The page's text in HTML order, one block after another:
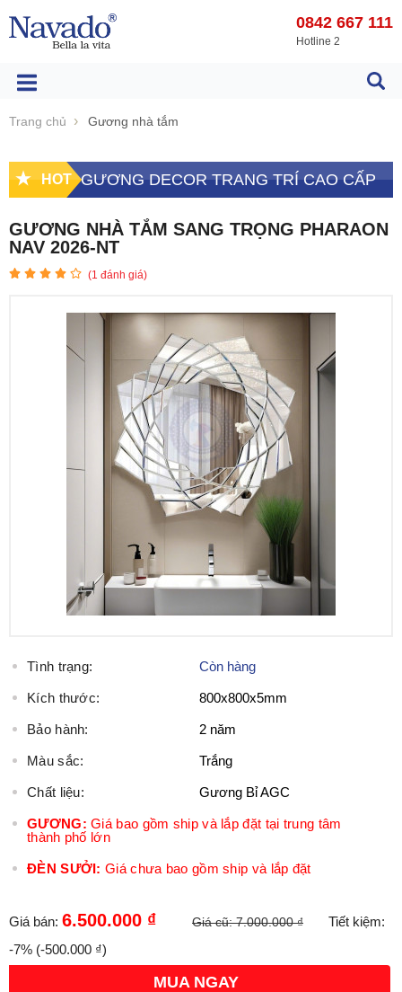
0842 667 111
Hotline 2
Trang chủ Gương nhà tắm
HOT GƯƠNG DECOR TRANG TRÍ CAO CẤP
GƯƠNG NHÀ TẮM SANG TRỌNG PHARAON
NAV 2026-NT
(1 đánh giá)
Tình trạng: Còn hàng
Kích thước: 800x800x5mm
Bảo hành: 2 năm
Màu sắc: Trắng
Chất liệu: Gương Bỉ AGC
GƯƠNG: Giá bao gồm ship và lắp đặt tại trung tâm
thành phố lớn
ĐÈN SƯỞI: Giá chưa bao gồm ship và lắp đặt
Giá bán: 6.500.000 ₫ Giá cũ:7.000.000 ₫
Tiết kiệm:
-7% (-500.000 ₫)
MUA NGAY